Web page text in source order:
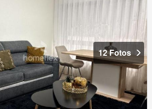
12 Fotos